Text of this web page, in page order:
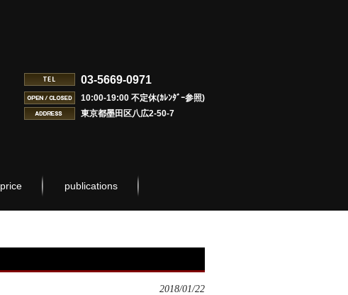
03-5669-0971
10:00-19:00 不定休(ｶﾚﾝﾀﾞｰ参照)
東京都墨田区八広2-50-7
price publications
2018/01/22